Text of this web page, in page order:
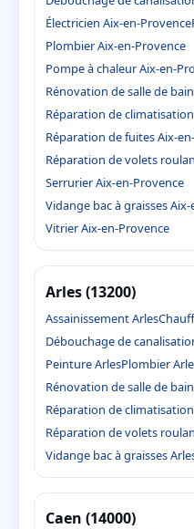
Électricien Aix-en-Provence
Plombier Aix-en-Provence
Pompe à chaleur Aix-en-
Rénovation de salle de
Réparation de
Réparation de fuites Aix-
Réparation de volets
Serrurier Aix-en-Provence
Vidange bac à graisses
Vitrier Aix-en-Provence
Arles (13200)
Assainissement Arles
Débouchage de
Peinture ArlesPlombier
Rénovation de salle de
Réparation de
Réparation de volets
Vidange bac à graisses
Caen (14000)